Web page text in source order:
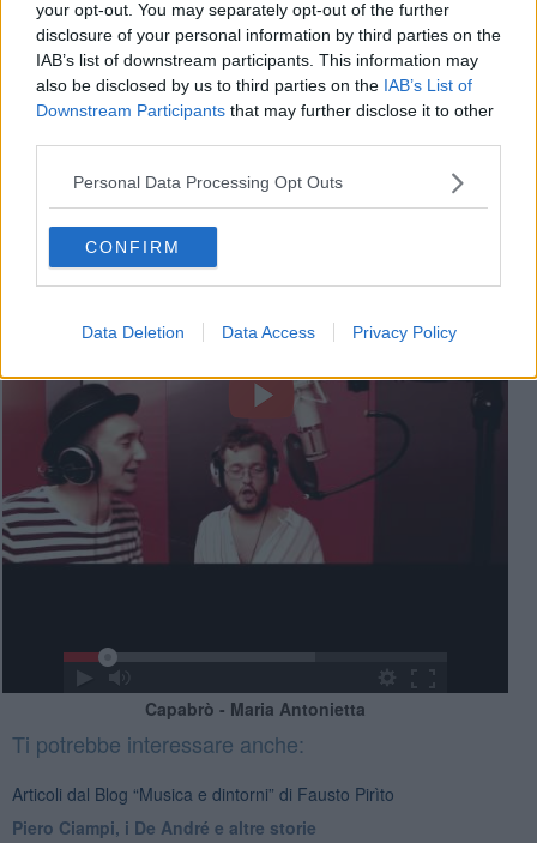
your opt-out. You may separately opt-out of the further
disclosure of your personal information by third parties on the
IAB’s list of downstream participants. This information may
also be disclosed by us to third parties on the IAB’s List of
Downstream Participants that may further disclose it to other
Personal Data Processing Opt Outs
CONFIRM
Data Deletion Data Access Privacy Policy
Blue Parrot Fishes - 'Tra Me e Me'
Capabrò - Maria Antonietta
Ti potrebbe interessare anche:
Articoli dal Blog “Musica e dintorni” di Fausto Pirìto
​Piero Ciampi, i De André e altre storie